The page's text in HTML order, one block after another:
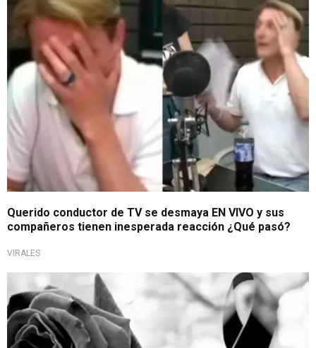
Querido conductor de TV se desmaya EN VIVO y sus
compañeros tienen inesperada reacción ¿Qué pasó?
VIRALES
¡Le dan el adiós!